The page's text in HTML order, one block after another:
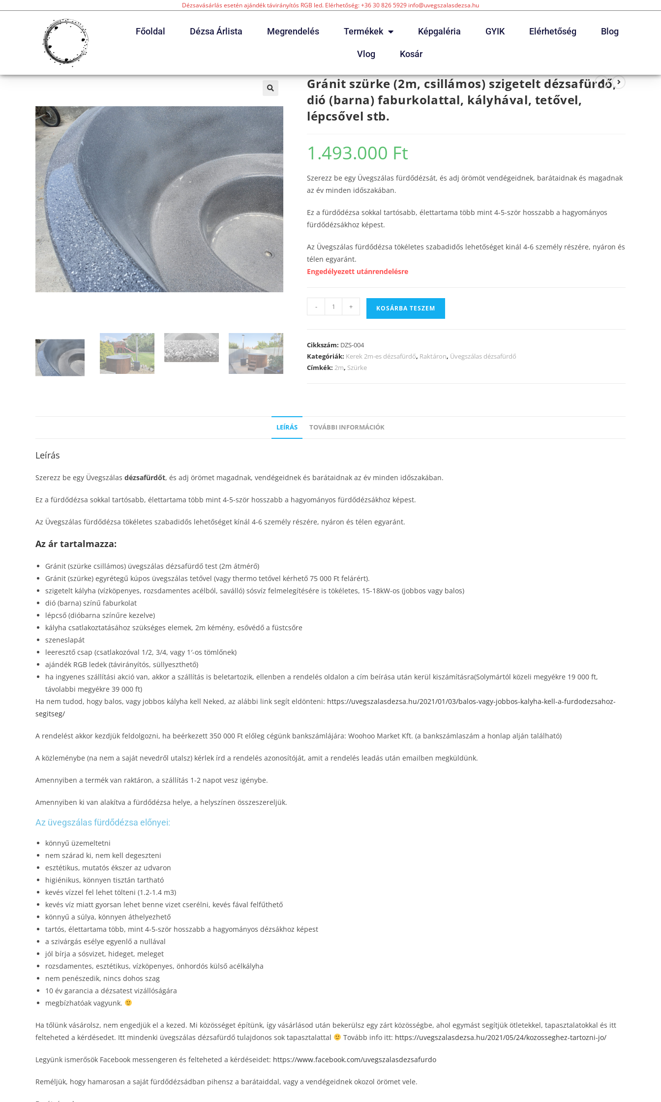
Dézsavásárlás esetén ajándék távirányítós RGB led. Elérhetőség: +36 30 826 5929 info@uvegszalasdezsa.hu
Főoldal Dézsa Árlista Megrendelés Termékek Képgaléria GYIK Elérhetőség Blog
Vlog Kosár
Gránit szürke (2m, csillámos) szigetelt dézsafürdő,
dió (barna) faburkolattal, kályhával, tetővel,
lépcsővel stb.
1.493.000 Ft
Szerezz be egy Üvegszálas fürdődézsát, és adj örömöt vendégeidnek, barátaidnak és magadnak
az év minden időszakában.
Ez a fürdődézsa sokkal tartósabb, élettartama több mint 4-5-ször hosszabb a hagyományos
fürdődézsákhoz képest.
Az Üvegszálas fürdődézsa tökéletes szabadidős lehetőséget kinál 4-6 személy részére, nyáron és
télen egyaránt.
Engedélyezett utánrendelésre
- + KOSÁRBA TESZEM
Cikkszám: DZS-004
Kategóriák: Kerek 2m-es dézsafürdő, Raktáron, Üvegszálas dézsafürdő
Címkék: 2m, Szürke
LEÍRÁS TOVÁBBI INFORMÁCIÓK
Leírás
Szerezz be egy Üvegszálas dézsafürdőt, és adj örömet magadnak, vendégeidnek és barátaidnak az év minden időszakában.
Ez a fürdődézsa sokkal tartósabb, élettartama több mint 4-5-ször hosszabb a hagyományos fürdődézsákhoz képest.
Az Üvegszálas fürdődézsa tökéletes szabadidős lehetőséget kínál 4-6 személy részére, nyáron és télen egyaránt.
Az ár tartalmazza:
Gránit (szürke csillámos) üvegszálas dézsafürdő test (2m átmérő)
Gránit (szürke) egyrétegű kúpos üvegszálas tetővel (vagy thermo tetővel kérhető 75 000 Ft felárért).
szigetelt kályha (vízköpenyes, rozsdamentes acélból, saválló) sósvíz felmelegítésére is tökéletes, 15-18kW-os (jobbos vagy balos)
dió (barna) színű faburkolat
lépcső (dióbarna színűre kezelve)
kályha csatlakoztatásához szükséges elemek, 2m kémény, esővédő a füstcsőre
szeneslapát
leeresztő csap (csatlakozóval 1/2, 3/4, vagy 1′-os tömlőnek)
ajándék RGB ledek (távirányítós, süllyeszthető)
ha ingyenes szállítási akció van, akkor a szállítás is beletartozik, ellenben a rendelés oldalon a cím beírása után kerül kiszámításra(Solymártól közeli megyékre 19 000 ft,
távolabbi megyékre 39 000 ft)
Ha nem tudod, hogy balos, vagy jobbos kályha kell Neked, az alábbi link segít eldönteni: https://uvegszalasdezsa.hu/2021/01/03/balos-vagy-jobbos-kalyha-kell-a-furdodezsahoz-
segitseg/
A rendelést akkor kezdjük feldolgozni, ha beérkezett 350 000 Ft előleg cégünk bankszámlájára: Woohoo Market Kft. (a bankszámlaszám a honlap alján található)
A közleménybe (na nem a saját nevedről utalsz) kérlek írd a rendelés azonosítóját, amit a rendelés leadás után emailben megküldünk.
Amennyiben a termék van raktáron, a szállítás 1-2 napot vesz igénybe.
Amennyiben ki van alakítva a fürdődézsa helye, a helyszínen összeszereljük.
Az üvegszálas fürdődézsa előnyei:
könnyű üzemeltetni
nem szárad ki, nem kell degeszteni
esztétikus, mutatós ékszer az udvaron
higiénikus, könnyen tisztán tartható
kevés vízzel fel lehet tölteni (1.2-1.4 m3)
kevés víz miatt gyorsan lehet benne vizet cserélni, kevés fával felfűthető
könnyű a súlya, könnyen áthelyezhető
tartós, élettartama több, mint 4-5-ször hosszabb a hagyományos dézsákhoz képest
a szivárgás esélye egyenlő a nullával
jól bírja a sósvizet, hideget, meleget
rozsdamentes, esztétikus, vízköpenyes, önhordós külső acélkályha
nem penészedik, nincs dohos szag
10 év garancia a dézsatest vizállóságára
megbízhatóak vagyunk.
Ha tőlünk vásárolsz, nem engedjük el a kezed. Mi közösséget építünk, így vásárlásod után bekerülsz egy zárt közösségbe, ahol egymást segítjük ötletekkel, tapasztalatokkal és itt
felteheted a kérdésedet. Itt mindenki üvegszálas dézsafürdő tulajdonos sok tapasztalattal
Tovább info itt: https://uvegszalasdezsa.hu/2021/05/24/kozosseghez-tartozni-jo/
Legyünk ismerősök Facebook messengeren és felteheted a kérdéseidet: https://www.facebook.com/uvegszalasdezsafurdo
Reméljük, hogy hamarosan a saját fürdődézsádban pihensz a barátaiddal, vagy a vendégeidnek okozol örömet vele.